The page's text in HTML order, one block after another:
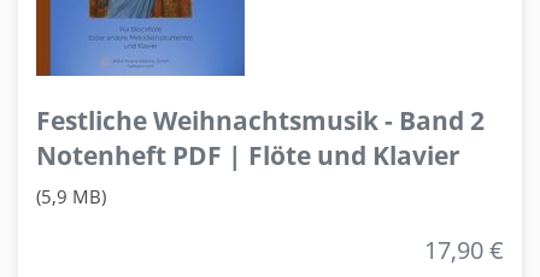
Festliche Weihnachtsmusik - Band 2
Notenheft PDF | Flöte und Klavier
(5,9 MB)
17,90 €